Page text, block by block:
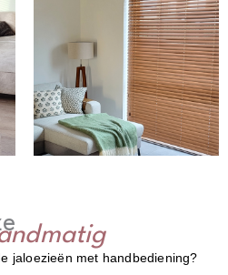
jaloezieën met handbediening?